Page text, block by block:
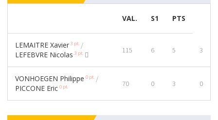
VAL. S1 PTS
LEMAITRE Xavier 3 pt. /
LEFEBVRE Nicolas 3 pt. 115 6 5 3
VONHOEGEN Philippe 0 pt. /
PICCONE Eric 0 pt. 70 0 3 0